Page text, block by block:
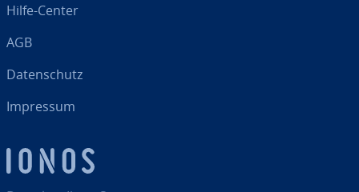
Hilfe-Center
AGB
Da­ten­schutz
Impressum